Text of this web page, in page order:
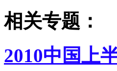
相关专题：
2010中国上